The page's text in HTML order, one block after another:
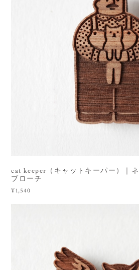
cat keeper（キャットキーパー）｜
ブローチ
¥1,540